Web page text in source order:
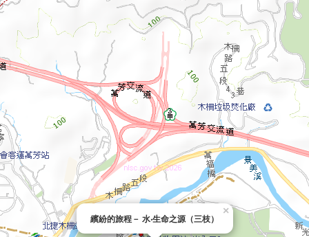
繽紛的旅程－ 水‧生命之源（三枝）
×